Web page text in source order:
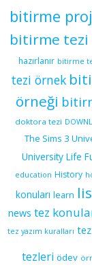
bitirme
bitirme tezi
hazırlanır bitirme
tezi örnek
örneği
doktora tezi
The Sims 3
University Life
education History
konuları learn
news tez
tez yazım kuralları
tezleri ödev